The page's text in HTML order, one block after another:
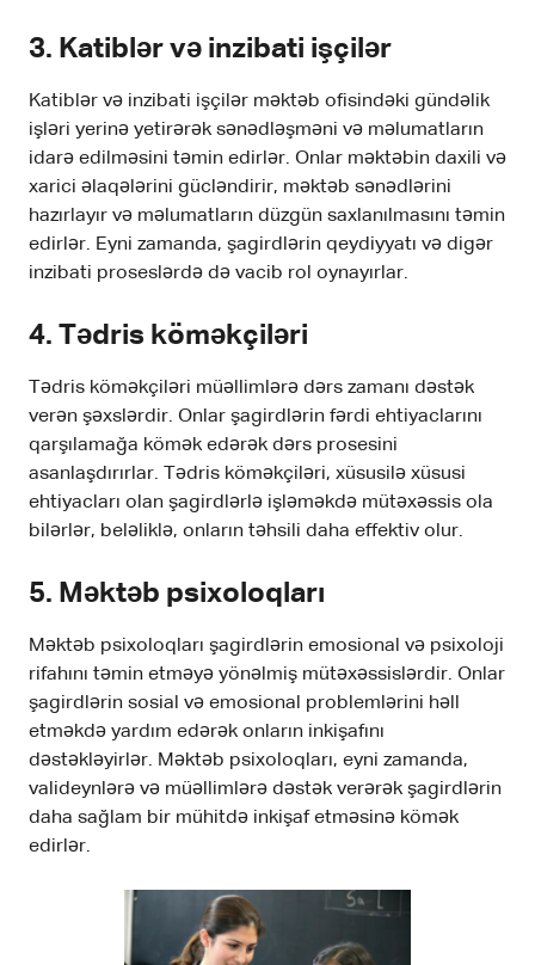
3. Katiblər və inzibati işçilər
Katiblər və inzibati işçilər məktəb ofisindəki gündəlik
işləri yerinə yetirərək sənədləşməni və məlumatların
idarə edilməsini təmin edirlər. Onlar məktəbin daxili və
xarici əlaqələrini gücləndirir, məktəb sənədlərini
hazırlayır və məlumatların düzgün saxlanılmasını təmin
edirlər. Eyni zamanda, şagirdlərin qeydiyyatı və digər
inzibati proseslərdə də vacib rol oynayırlar.
4. Tədris köməkçiləri
Tədris köməkçiləri müəllimlərə dərs zamanı dəstək
verən şəxslərdir. Onlar şagirdlərin fərdi ehtiyaclarını
qarşılamağa kömək edərək dərs prosesini
asanlaşdırırlar. Tədris köməkçiləri, xüsusilə xüsusi
ehtiyacları olan şagirdlərlə işləməkdə mütəxəssis ola
bilərlər, beləliklə, onların təhsili daha effektiv olur.
5. Məktəb psixoloqları
Məktəb psixoloqları şagirdlərin emosional və psixoloji
rifahını təmin etməyə yönəlmiş mütəxəssislərdir. Onlar
şagirdlərin sosial və emosional problemlərini həll
etməkdə yardım edərək onların inkişafını
dəstəkləyirlər. Məktəb psixoloqları, eyni zamanda,
valideynlərə və müəllimlərə dəstək verərək şagirdlərin
daha sağlam bir mühitdə inkişaf etməsinə kömək
edirlər.